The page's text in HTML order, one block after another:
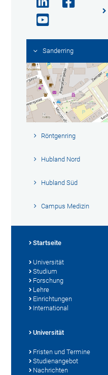
Sanderring
Röntgenring
Hubland Nord
Hubland Süd
Campus Medizin
Startseite
Universität
Studium
Forschung
Lehre
Einrichtungen
International
Universität
Fristen und Termine
Studienangebot
Nachrichten